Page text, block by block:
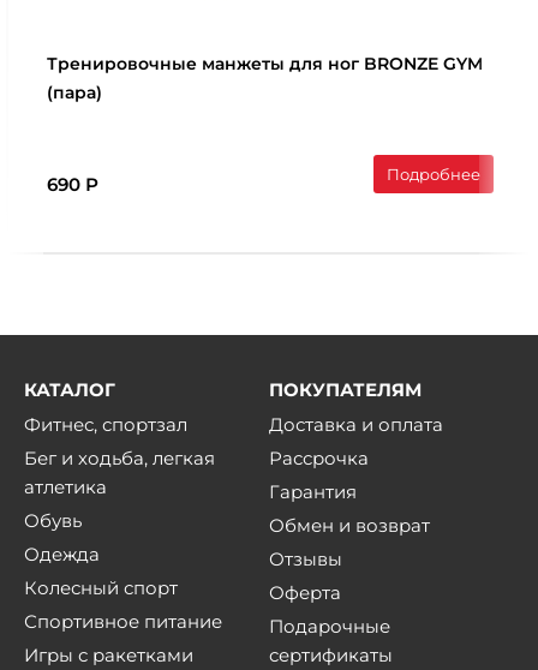
Тренировочные манжеты для ног BRONZE GYM
(пара)
690 Р Подробнее
КАТАЛОГ
Фитнес, спортзал
Бег и ходьба, легкая
атлетика
Обувь
Одежда
Колесный спорт
Спортивное питание
Игры с ракетками
ПОКУПАТЕЛЯМ
Доставка и оплата
Рассрочка
Гарантия
Обмен и возврат
Отзывы
Оферта
Подарочные
сертификаты